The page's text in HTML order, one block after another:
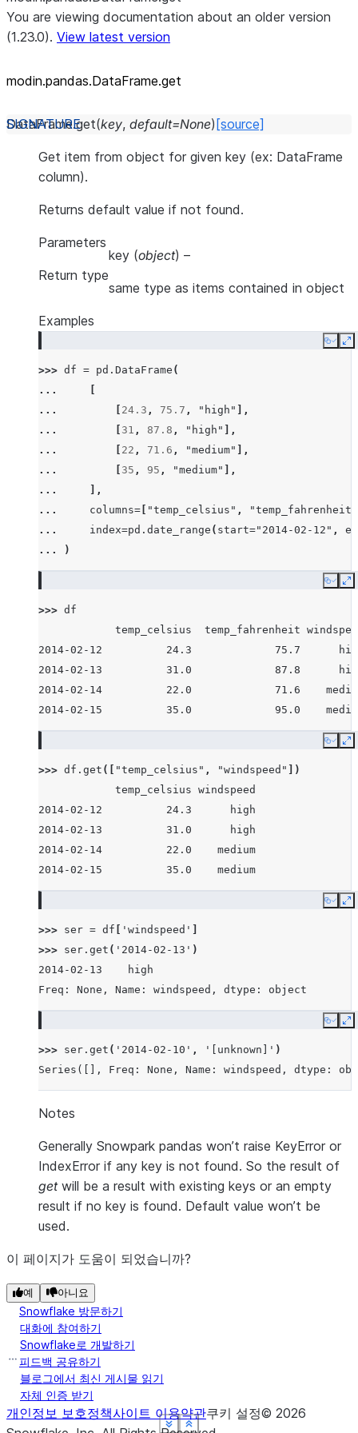
You are viewing documentation about an older version
(1.23.0). View latest version
modin.pandas.DataFrame.get
DataFrame.get(key, default=None) [source]
Get item from object for given key (ex: DataFrame
column).
Returns default value if not found.
Parameters
key (object) –
Return type
same type as items contained in object
Examples
Copy
>>> df = pd . DataFrame (
...
...
24.3 , 75.7 , "high"
],
...
31 , 87.8 , "high"
],
...
22 , 71.6 , "medium"
],
...
35 , 95 , "medium"
],
...
],
...
columns= "temp_celsius" ,
"temp_fahrenheit"
...
index=pd . date_range ( start="2014-02-12" ,
...
)
Show less
See more
Copy
>>> df
temp_celsius  temp_fahrenheit
2014-02-12          24.3             75.7
2014-02-13          31.0             87.8
2014-02-14          22.0             71.6
2014-02-15          35.0             95.0
Show less
See more
Copy
>>> df . get ([ "temp_celsius" , "windspeed"
])
            temp_celsius windspeed
2014-02-12          24.3      high
2014-02-13          31.0      high
2014-02-14          22.0    medium
2014-02-15          35.0    medium
Show less
See more
Copy
>>> ser = df 'windspeed'
>>> ser . get ( '2014-02-13' )
2014-02-13    high
Freq: None, Name: windspeed, dtype: object
Show less
See more
Copy
>>> ser . get ( '2014-02-10' , '[unknown]' )
Series([], Freq: None, Name: windspeed, dtype:
Show less
See more
Notes
Generally Snowpark pandas won’t raise KeyError or
IndexError if any key is not found. So the result of
getwill be a result with existing keys or an empty
result if no key is found. Default value won’t be
used.
이 페이지가 도움이 되었습니까?
예 아니요
Snowflake 방문하기
대화에 참여하기
Snowflake로 개발하기
피드백 공유하기
블로그에서 최신 게시물 읽기
자체 인증 받기
개인정보 보호정책사이트 이용약관쿠키 설정© 2026